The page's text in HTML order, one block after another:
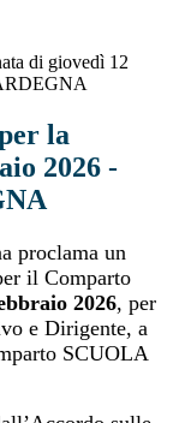
di giovedì 12
la
2026 -
proclama un
il Comparto
2026, per
e Dirigente, a
SCUOLA